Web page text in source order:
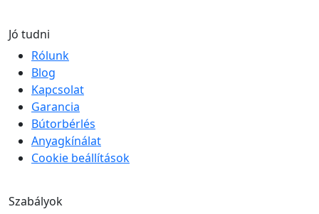
Jó tudni
Rólunk
Blog
Kapcsolat
Garancia
Bútorbérlés
Anyagkínálat
Cookie beállítások
Szabályok